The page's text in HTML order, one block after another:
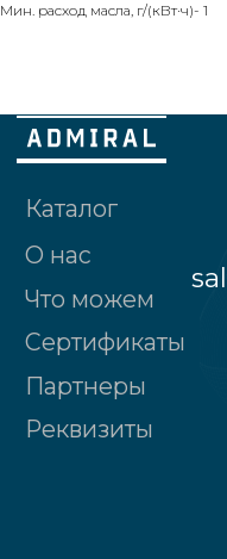
Мин. расход масла, г/(кВт·ч)- 1
Реквизиты
Политика конфиденциальности
Пряжки, д.№32,